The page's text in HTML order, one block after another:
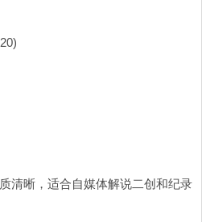
清晰，适合自媒体解说二创和纪录